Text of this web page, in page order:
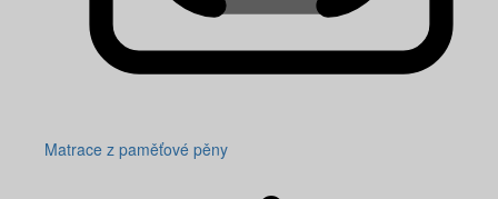
Matrace z paměťové pěny